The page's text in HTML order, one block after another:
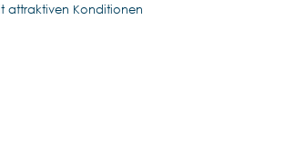
attraktiven Konditionen